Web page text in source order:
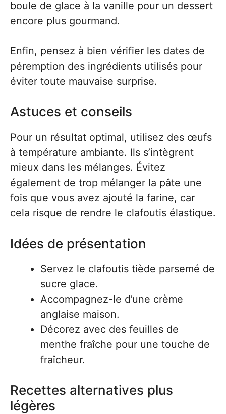
boule de glace à la vanille pour un dessert
encore plus gourmand.
Enfin, pensez à bien vérifier les dates de
péremption des ingrédients utilisés pour
éviter toute mauvaise surprise.
Astuces et conseils
Pour un résultat optimal, utilisez des œufs
à température ambiante. Ils s’intègrent
mieux dans les mélanges. Évitez
également de trop mélanger la pâte une
fois que vous avez ajouté la farine, car
cela risque de rendre le clafoutis élastique.
Idées de présentation
Servez le clafoutis tiède parsemé de
sucre glace.
Accompagnez-le d’une crème
anglaise maison.
Décorez avec des feuilles de
menthe fraîche pour une touche de
fraîcheur.
Recettes alternatives plus
légères